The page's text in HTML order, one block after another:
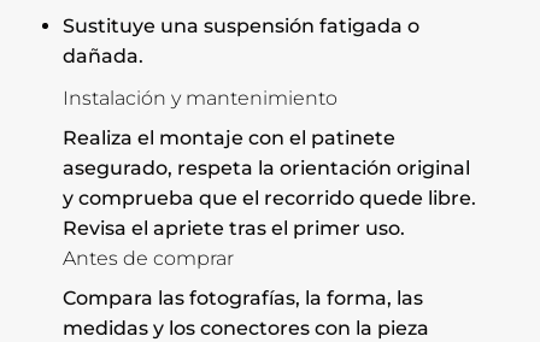
Sustituye una suspensión fatigada o
dañada.
Instalación y mantenimiento
Realiza el montaje con el patinete
asegurado, respeta la orientación original
y comprueba que el recorrido quede libre.
Revisa el apriete tras el primer uso.
Antes de comprar
Compara las fotografías, la forma, las
medidas y los conectores con la pieza